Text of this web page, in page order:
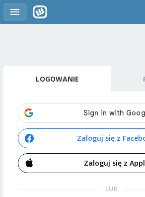
LOGOWANIE
Zaloguj się z
Zaloguj się z
LUB